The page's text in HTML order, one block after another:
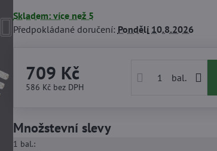
Skladem: více než 5
Předpokládané doručení: Pondělí10.8.2026
709 Kč
586 Kč bez DPH
bal.
Množstevní slevy
1 bal.: